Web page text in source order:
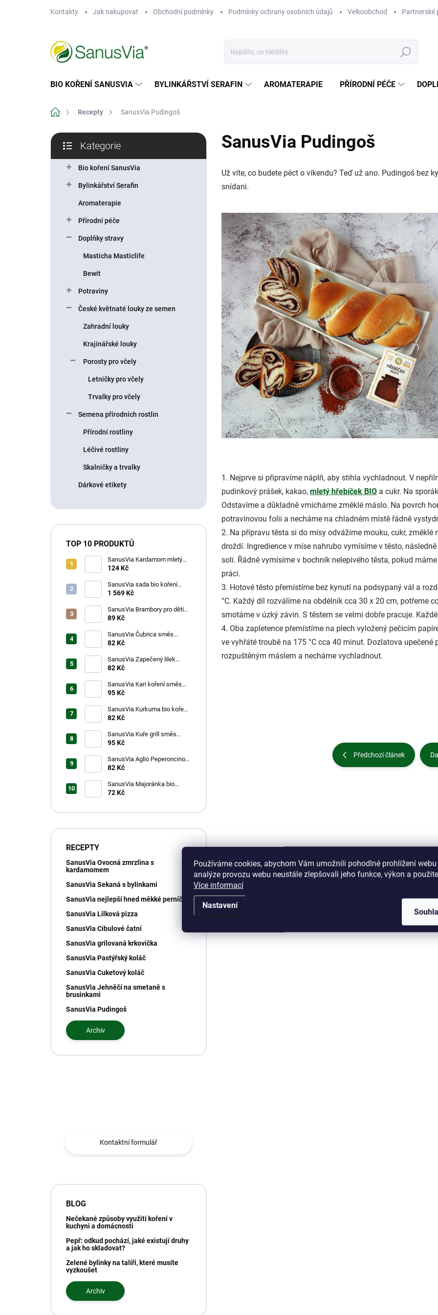
Používáme cookies, abychom Vám umožnili pohodlné prohlížení
analýze provozu webu neustále zlepšovali jeho funkce, výkon a
Více informací
Nastavení
Kontakty Jak nakupovat Obchodní podmínky Podmínky ochrany osobních údajů Velkoobchod Partnerské
Hledat
BIO KOŘENÍ SANUSVIA BYLINKÁŘSTVÍ SERAFIN AROMATERAPIE PŘÍRODNÍ PÉČE
Domů Recepty SanusVia Pudingoš
P
s
kategorie
Kategorie
Bio koření SanusVia
Bylinkářství Serafin
Aromaterapie
Přírodní péče
Doplňky stravy
Masticha Masticlife
Bewit
Potraviny
České květnaté louky ze semen
Zahradní louky
Krajinářské louky
Porosty pro včely
Letničky pro včely
Trvalky pro včely
Semena přírodních rostlin
Přírodní rostliny
Léčivé rostliny
Skalničky a trvalky
Dárkové etikety
TOP 10 PRODUKTŮ
SanusVia Kardamom mletý
bio koření 30g
124 Kč
SanusVia sada bio koření
GRILOVAČKA 18ks
1 569 Kč
SanusVia Brambory pro děti
směs koření bio 46g
89 Kč
SanusVia Čubrica směs
koření bio 25g
82 Kč
SanusVia Zapečený lilek
směs koření bio 46g
82 Kč
SanusVia Kari koření směs
koření bio 43g
95 Kč
SanusVia Kurkuma bio koření
44g
82 Kč
SanusVia Kuře grill směs
koření bio 36g
95 Kč
SanusVia Aglio Peperoncino
směs koření bio 20g
82 Kč
SanusVia Majoránka bio
koření 8g
72 Kč
RECEPTY
SanusVia Ovocná zmrzlina s
kardamomem
SanusVia Sekaná s bylinkami
SanusVia nejlepší hned měkké perníčky
SanusVia Lilková pizza
SanusVia Cibulové čatní
SanusVia grilovaná krkovička
SanusVia Pastýřský koláč
SanusVia Cuketový koláč
SanusVia Jehněčí na smetaně s
brusinkami
SanusVia Pudingoš
Archiv
Kontaktní formulář
BLOG
Nečekané způsoby využití koření v
kuchyni a domácnosti
Pepř: odkud pochází, jaké existují druhy
a jak ho skladovat?
Zelené bylinky na talíři, které musíte
vyzkoušet
Archiv
SanusVia Pudingoš
Už víte, co budete péct o víkendu? Teď už ano. Pudingoš bez
snídani.
1. Nejprve si připravíme náplň, aby stihla vychladnout. V
pudinkový prášek, kakao, mletý hřebíček BIO a cukr. Na
Odstavíme a důkladně vmícháme změklé máslo. Na povrch
potravinovou folii a necháme na chladném místě řádně
2. Na přípravu těsta si do mísy odvážíme mouku, cukr,
droždí. Ingredience v míse nahrubo vymísíme v těsto,
soli. Řádně vymísíme v bochník nelepivého těsta, pokud
práci.
3. Hotové těsto přemístíme bez kynutí na podsypaný vál a
°C. Každý díl rozválíme na obdélník cca 30 x 20 cm, potřeme
smotáme v úzký závin. S těstem se velmi dobře pracuje.
4. Oba zapletence přemístíme na plech vyložený pečicím
ve vyhřáté troubě na 175 °C cca 40 minut. Dozlatova
rozpuštěným máslem a necháme vychladnout.
Předchozí článek